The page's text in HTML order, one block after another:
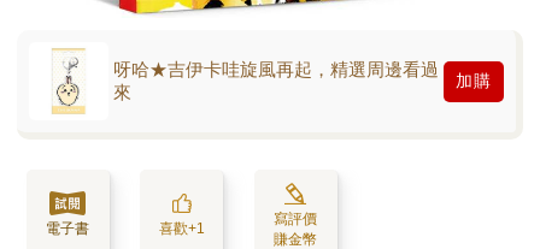
呀哈★吉伊卡哇旋風再起，精選周邊看過
來
加購
電子書 喜歡+1
寫評價
賺金幣